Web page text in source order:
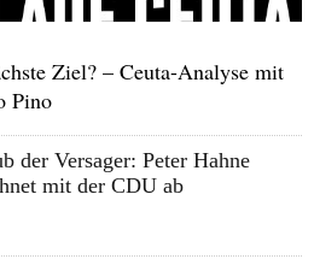
Ziel? – Ceuta-Analyse mit
Pino
der Versager: Peter Hahne
mit der CDU ab